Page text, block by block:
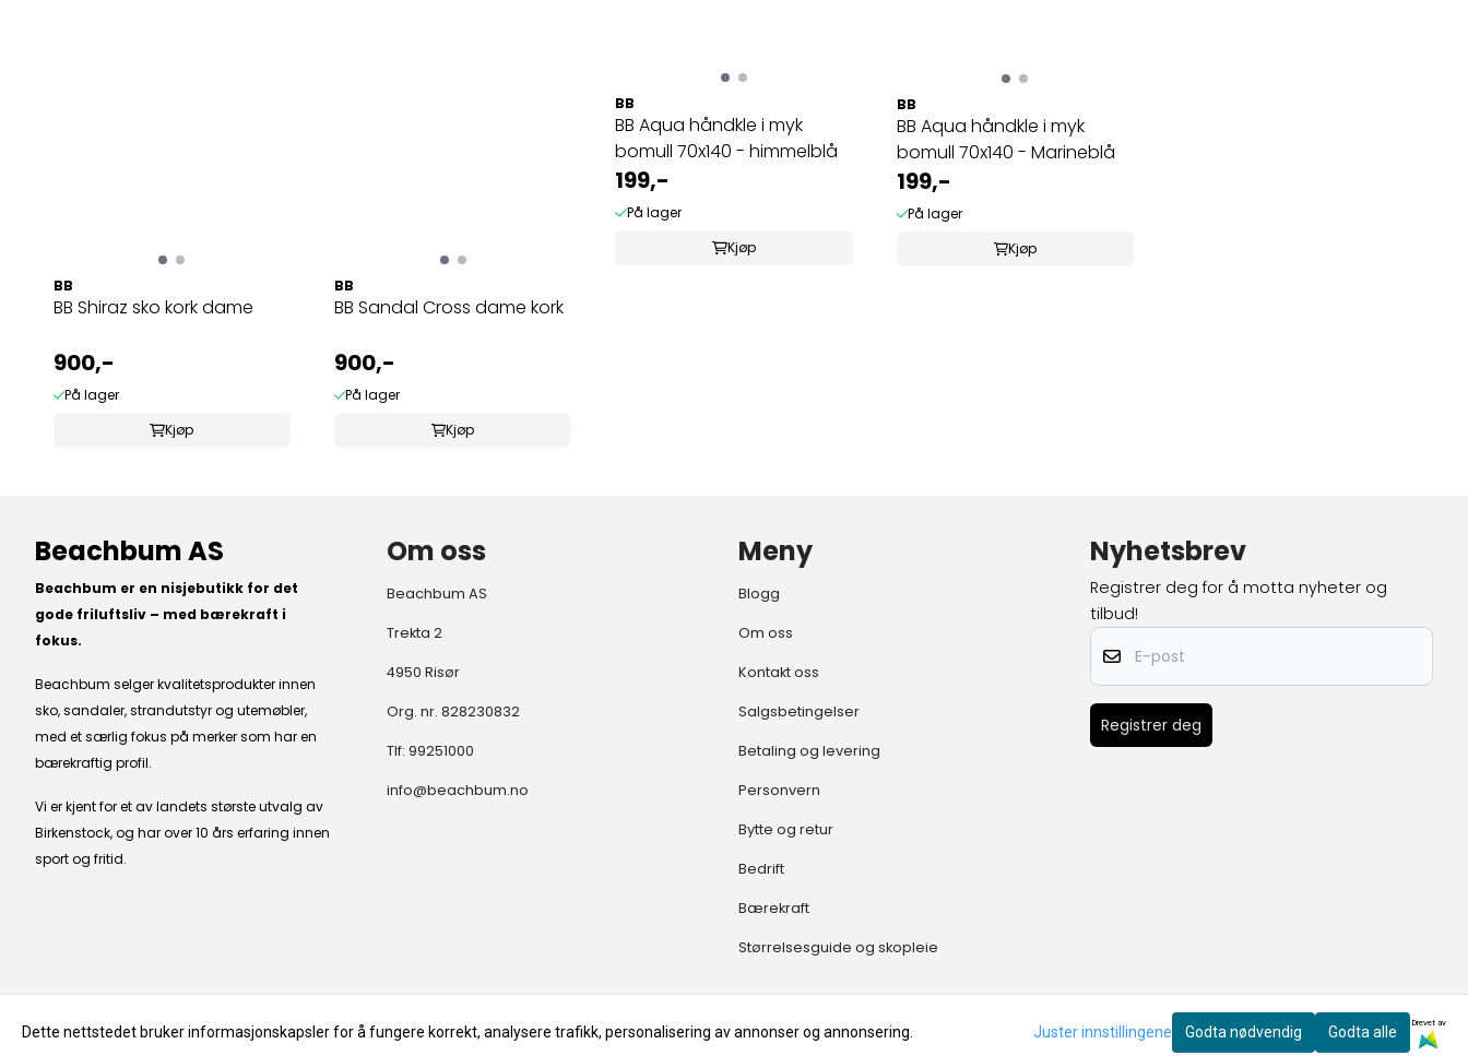
BB
BB Shiraz sko kork dame
900,-
På lager
Kjøp
BB
BB Sandal Cross dame kork
900,-
På lager
Kjøp
BB
BB Aqua håndkle i myk
bomull 70x140 - himmelblå
199,-
På lager
Kjøp
BB
BB Aqua håndkle i myk
bomull 70x140 - Marineblå
199,-
På lager
Kjøp
Beachbum AS
Beachbum er en nisjebutikk for det
gode friluftsliv – med bærekraft i
fokus.
Beachbum selger kvalitetsprodukter innen
sko, sandaler, strandutstyr og utemøbler,
med et særlig fokus på merker som har en
bærekraftig profil.
Vi er kjent for et av landets største utvalg av
Birkenstock, og har over 10 års erfaring innen
sport og fritid.
Om oss
Beachbum AS
Trekta 2
4950 Risør
Org. nr. 828230832
Tlf: 99251000
info@beachbum.no
Meny
Blogg
Om oss
Kontakt oss
Salgsbetingelser
Betaling og levering
Personvern
Bytte og retur
Bedrift
Bærekraft
Størrelsesguide og skopleie
Nyhetsbrev
Registrer deg for å motta nyheter og
tilbud!
E-post
Registrer deg
Dette nettstedet bruker informasjonskapsler for å fungere korrekt, analysere trafikk, personalisering av annonser og annonsering. Juster innstillingene Godta nødvendig Godta alle
Drevet av